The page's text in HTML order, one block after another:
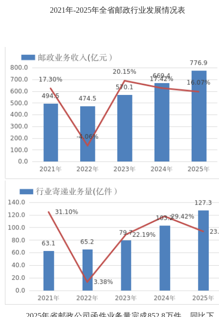
2021年-2025年全省邮政行业发展情况表